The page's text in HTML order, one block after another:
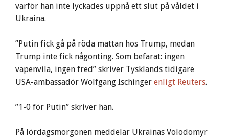
varför han inte lyckades uppnå ett slut på våldet i
Ukraina.
”Putin fick gå på röda mattan hos Trump, medan
Trump inte fick någonting. Som befarat: ingen
vapenvila, ingen fred” skriver Tysklands tidigare
USA-ambassadör Wolfgang Ischinger enligt Reuters.
”1-0 för Putin” skriver han.
På lördagsmorgonen meddelar Ukrainas Volodomyr